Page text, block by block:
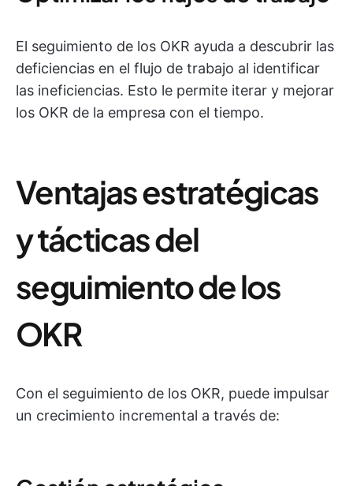
El seguimiento de los OKR ayuda a descubrir las
deficiencias en el flujo de trabajo al identificar
las ineficiencias. Esto le permite iterar y mejorar
los OKR de la empresa con el tiempo.
Ventajas estratégicas
y tácticas del
seguimiento de los
OKR
Con el seguimiento de los OKR, puede impulsar
un crecimiento incremental a través de: